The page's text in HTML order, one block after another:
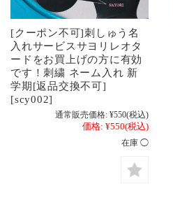
[クーポン不可]刺しゅう名
入れサービスサヨリレオタ
ードをお買上げの方に有効
です！刺繍 ネーム入れ 新
学期[返品交換不可]
[scy002]
通常販売価格: ¥550(税込)
価格: ¥550(税込)
在庫 ◯